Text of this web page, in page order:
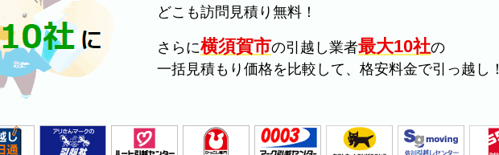
どこも訪問見積り無料！
さらに横須賀市の引越し業者最大10社の
一括見積もり価格を比較して、格安料金で引っ越し！